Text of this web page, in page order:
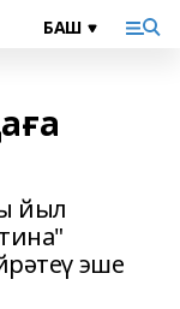
йыл
эше